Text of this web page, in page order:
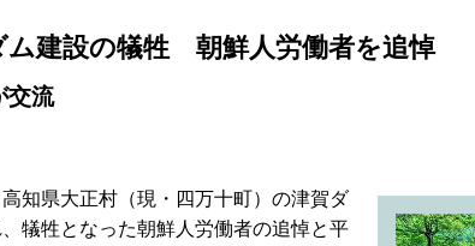
ム建設の犠牲 朝鮮人労働者を追悼
交流
知県大正村（現・四万十町）の津賀ダ
犠牲となった朝鮮人労働者の追悼と平